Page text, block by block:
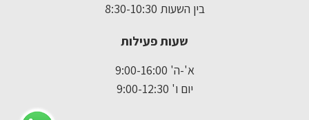
בין השעות 8:30-10:30
שעות פעילות
א'-ה' 9:00-16:00
יום ו' 9:00-12:30